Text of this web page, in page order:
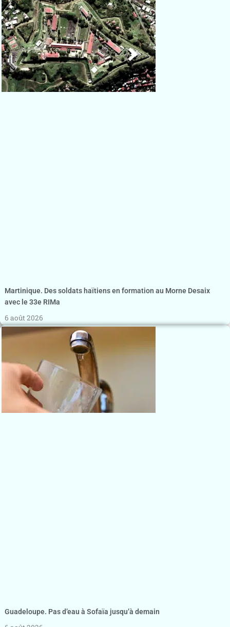
Martinique. Des soldats haïtiens en formation au Morne Desaix
avec le 33e RIMa
6 août 2026
Guadeloupe. Pas d’eau à Sofaïa jusqu’à demain